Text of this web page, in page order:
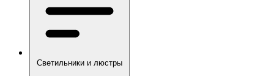
Светильники и люстры